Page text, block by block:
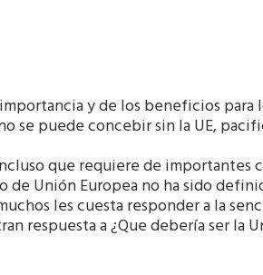
y de los beneficios para
se puede concebir sin la UE,
que requiere de importantes
Unión Europea no ha sido
les cuesta responder a la
respuesta a ¿Que debería ser la